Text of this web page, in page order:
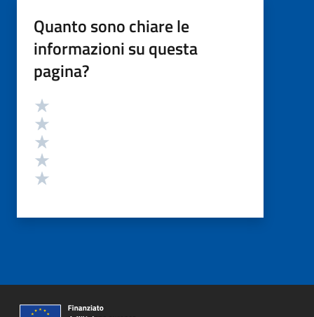
Quanto sono chiare le
informazioni su questa
pagina?
Valutazione